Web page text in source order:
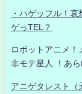
・ハゲッフル！
ゲっTEL？
ロボットアニメ！
非モテ星人 ！あ
アニゲタレスト